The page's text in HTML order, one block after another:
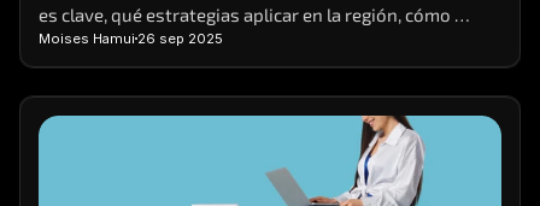
es clave, qué estrategias aplicar en la región, cómo
segmentar el mercado de manera efectiva y cómo medir
resultados de forma realista.
Moises Hamui 26 sep 2025